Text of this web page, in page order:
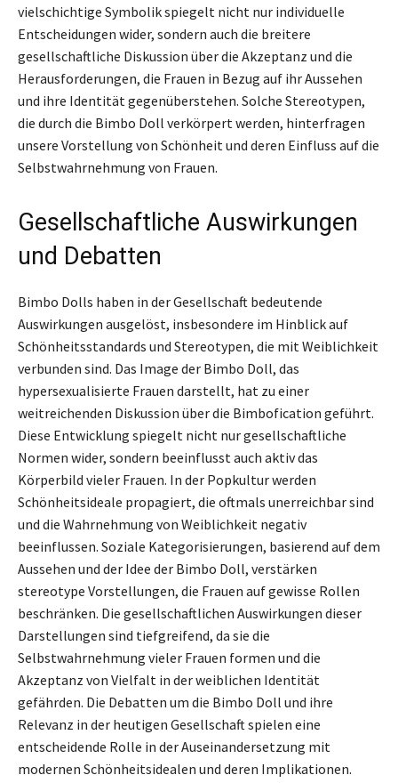
vielschichtige Symbolik spiegelt nicht nur individuelle
Entscheidungen wider, sondern auch die breitere
gesellschaftliche Diskussion über die Akzeptanz und die
Herausforderungen, die Frauen in Bezug auf ihr Aussehen
und ihre Identität gegenüberstehen. Solche Stereotypen,
die durch die Bimbo Doll verkörpert werden, hinterfragen
unsere Vorstellung von Schönheit und deren Einfluss auf die
Selbstwahrnehmung von Frauen.
Gesellschaftliche Auswirkungen
und Debatten
Bimbo Dolls haben in der Gesellschaft bedeutende
Auswirkungen ausgelöst, insbesondere im Hinblick auf
Schönheitsstandards und Stereotypen, die mit Weiblichkeit
verbunden sind. Das Image der Bimbo Doll, das
hypersexualisierte Frauen darstellt, hat zu einer
weitreichenden Diskussion über die Bimbofication geführt.
Diese Entwicklung spiegelt nicht nur gesellschaftliche
Normen wider, sondern beeinflusst auch aktiv das
Körperbild vieler Frauen. In der Popkultur werden
Schönheitsideale propagiert, die oftmals unerreichbar sind
und die Wahrnehmung von Weiblichkeit negativ
beeinflussen. Soziale Kategorisierungen, basierend auf dem
Aussehen und der Idee der Bimbo Doll, verstärken
stereotype Vorstellungen, die Frauen auf gewisse Rollen
beschränken. Die gesellschaftlichen Auswirkungen dieser
Darstellungen sind tiefgreifend, da sie die
Selbstwahrnehmung vieler Frauen formen und die
Akzeptanz von Vielfalt in der weiblichen Identität
gefährden. Die Debatten um die Bimbo Doll und ihre
Relevanz in der heutigen Gesellschaft spielen eine
entscheidende Rolle in der Auseinandersetzung mit
modernen Schönheitsidealen und deren Implikationen.